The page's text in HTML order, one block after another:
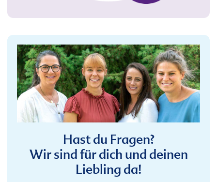
Hast du Fragen?
Wir sind für dich und deinen
Liebling da!